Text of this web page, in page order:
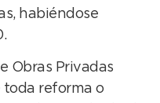
habiéndose
Obras Privadas
toda reforma o